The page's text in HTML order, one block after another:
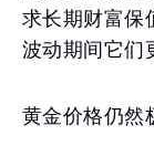
求长期财富保
波动期间它们
黄金价格仍然